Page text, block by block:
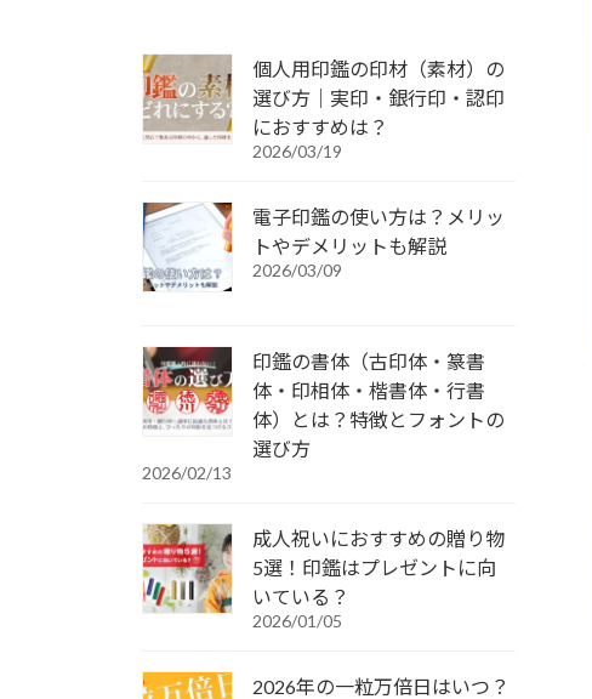
個人用印鑑の印材（素材）の
選び方｜実印・銀行印・認印
におすすめは？
2026/03/19
電子印鑑の使い方は？メリッ
トやデメリットも解説
2026/03/09
印鑑の書体（古印体・篆書
体・印相体・楷書体・行書
体）とは？特徴とフォントの
選び方
2026/02/13
成人祝いにおすすめの贈り物
5選！印鑑はプレゼントに向
いている？
2026/01/05
2026年の一粒万倍日はいつ？